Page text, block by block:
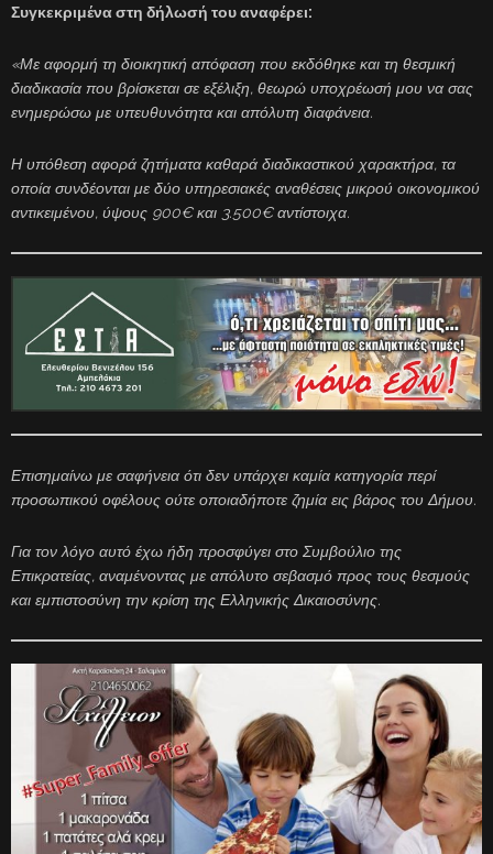
Συγκεκριμένα στη δήλωσή του αναφέρει:
«Με αφορμή τη διοικητική απόφαση που εκδόθηκε και τη θεσμική
διαδικασία που βρίσκεται σε εξέλιξη, θεωρώ υποχρέωσή μου να σας
ενημερώσω με υπευθυνότητα και απόλυτη διαφάνεια.
Η υπόθεση αφορά ζητήματα καθαρά διαδικαστικού χαρακτήρα, τα
οποία συνδέονται με δύο υπηρεσιακές αναθέσεις μικρού οικονομικού
αντικειμένου, ύψους 900€ και 3.500€ αντίστοιχα.
Επισημαίνω με σαφήνεια ότι δεν υπάρχει καμία κατηγορία περί
προσωπικού οφέλους ούτε οποιαδήποτε ζημία εις βάρος του Δήμου.
Για τον λόγο αυτό έχω ήδη προσφύγει στο Συμβούλιο της
Επικρατείας, αναμένοντας με απόλυτο σεβασμό προς τους θεσμούς
και εμπιστοσύνη την κρίση της Ελληνικής Δικαιοσύνης.